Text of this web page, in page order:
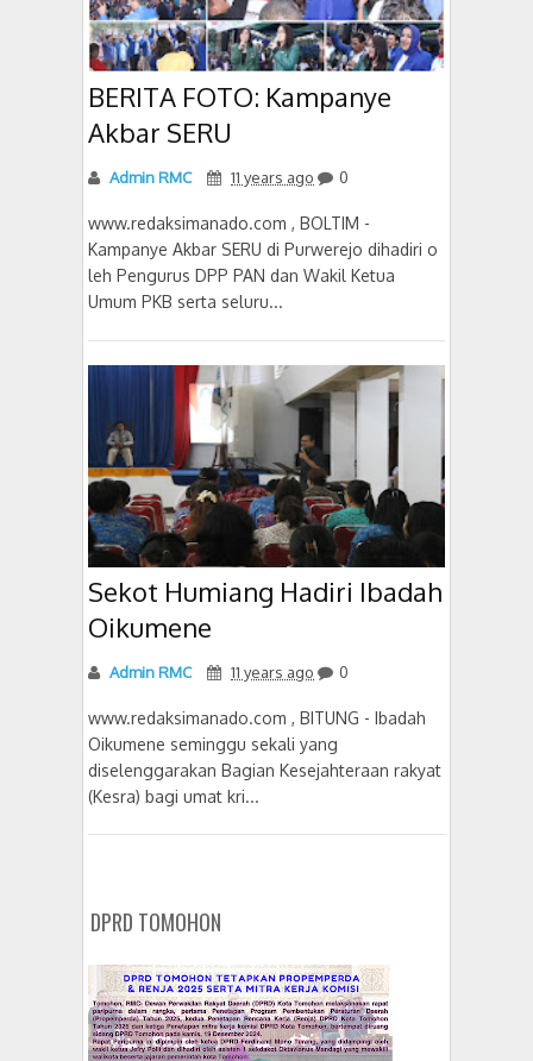
BERITA FOTO: Kampanye
Akbar SERU
Admin RMC 11 years ago 0
www.redaksimanado.com , BOLTIM -
Kampanye Akbar SERU di Purwerejo dihadiri o
leh Pengurus DPP PAN dan Wakil Ketua
Umum PKB serta seluru...
Sekot Humiang Hadiri Ibadah
Oikumene
Admin RMC 11 years ago 0
www.redaksimanado.com , BITUNG - Ibadah
Oikumene seminggu sekali yang
diselenggarakan Bagian Kesejahteraan rakyat
(Kesra) bagi umat kri...
DPRD TOMOHON